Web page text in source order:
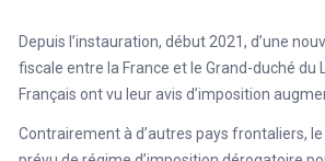
Depuis l’instauration, début 2021, d’une
fiscale entre la France et le Grand-duché du
Français ont vu leur avis d’imposition
Contrairement à d’autres pays frontaliers, le